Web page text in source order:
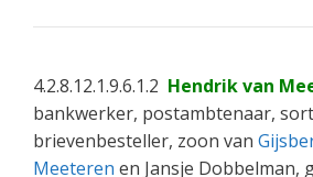
4.2.8.12.1.9.6.1.2 Hendrik van
bankwerker, postambtenaar,
brievenbesteller, zoon van
Meeteren en Jansje Dobbelman,